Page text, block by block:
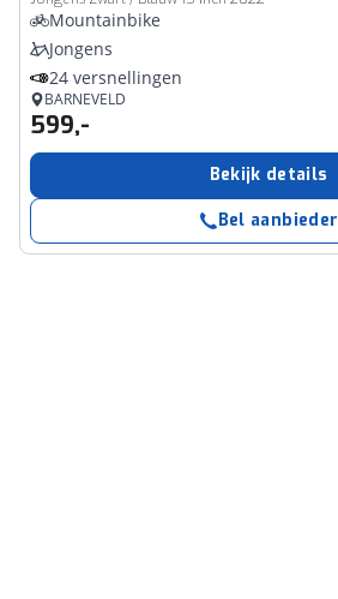
Mountainbike
Jongens
24 versnellingen
BARNEVELD
599,-
Bekijk details
Bel aanbieder